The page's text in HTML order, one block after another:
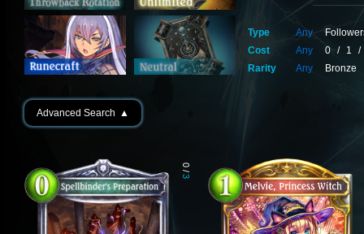
Type Any
Cost
Any 0 / 1
/
Rarity
Any Bronze
Advanced Search ▲
0
/
3